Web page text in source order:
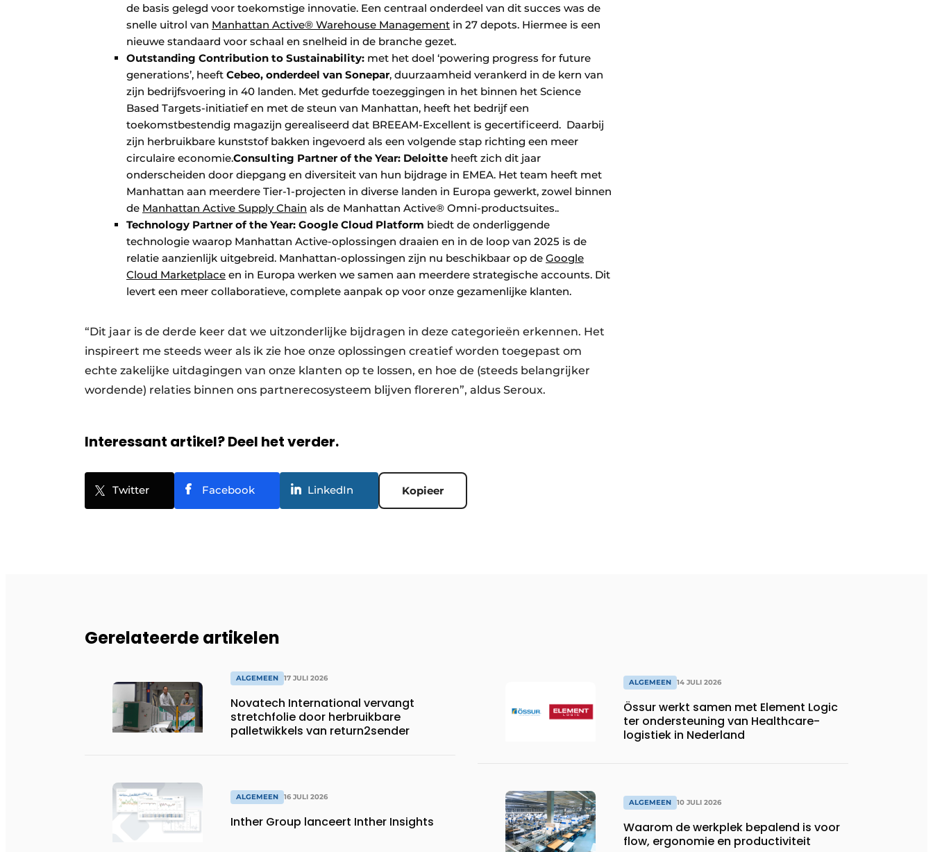
de basis gelegd voor toekomstige innovatie. Een centraal onderdeel van dit succes was de
snelle uitrol van Manhattan Active® Warehouse Management in 27 depots. Hiermee is een
nieuwe standaard voor schaal en snelheid in de branche gezet.
Outstanding Contribution to Sustainability: met het doel ‘powering progress for future
generations’, heeft Cebeo, onderdeel van Sonepar, duurzaamheid verankerd in de kern van
zijn bedrijfsvoering in 40 landen. Met gedurfde toezeggingen in het binnen het Science
Based Targets-initiatief en met de steun van Manhattan, heeft het bedrijf een
toekomstbestendig magazijn gerealiseerd dat BREEAM-Excellent is gecertificeerd. Daarbij
zijn herbruikbare kunststof bakken ingevoerd als een volgende stap richting een meer
circulaire economie.Consulting Partner of the Year: Deloitte heeft zich dit jaar
onderscheiden door diepgang en diversiteit van hun bijdrage in EMEA. Het team heeft met
Manhattan aan meerdere Tier-1-projecten in diverse landen in Europa gewerkt, zowel binnen
de Manhattan Active Supply Chain als de Manhattan Active® Omni-productsuites..
Technology Partner of the Year: Google Cloud Platform biedt de onderliggende
technologie waarop Manhattan Active-oplossingen draaien en in de loop van 2025 is de
relatie aanzienlijk uitgebreid. Manhattan-oplossingen zijn nu beschikbaar op de Google
Cloud Marketplace en in Europa werken we samen aan meerdere strategische accounts. Dit
levert een meer collaboratieve, complete aanpak op voor onze gezamenlijke klanten.
“Dit jaar is de derde keer dat we uitzonderlijke bijdragen in deze categorieën erkennen. Het
inspireert me steeds weer als ik zie hoe onze oplossingen creatief worden toegepast om
echte zakelijke uitdagingen van onze klanten op te lossen, en hoe de (steeds belangrijker
wordende) relaties binnen ons partnerecosysteem blijven floreren”, aldus Seroux.
Interessant artikel? Deel het verder.
Twitter Facebook LinkedIn Kopieer
Gerelateerde artikelen
ALGEMEEN 17 JULI 2026
Novatech International vervangt
stretchfolie door herbruikbare
palletwikkels van return2sender
ALGEMEEN 16 JULI 2026
Inther Group lanceert Inther Insights
ALGEMEEN 14 JULI 2026
Össur werkt samen met Element Logic
ter ondersteuning van Healthcare-
logistiek in Nederland
ALGEMEEN 10 JULI 2026
Waarom de werkplek bepalend is voor
flow, ergonomie en productiviteit